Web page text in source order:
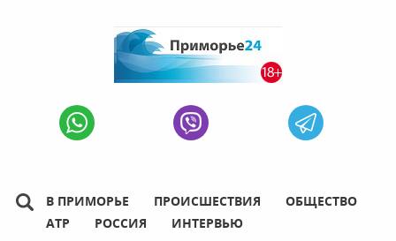
В ПРИМОРЬЕ ПРОИСШЕСТВИЯ
ОБЩЕСТВО
АТР
РОССИЯ ИНТЕРВЬЮ